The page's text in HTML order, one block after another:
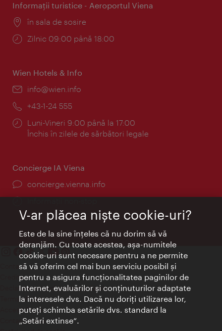
Informaţii turistice - Aeroportul Viena
Locul:
în sala de sosire
Program:
Zilnic 09:00 până 18:00
Wien Hotels & Info
E-
info@wien.info
Telefon:
+43-1-24 555
Program:
Luni-Vineri 9:00 până la 17:00
Închis în zilele de sărbători legale
Concierge IA Viena
concierge.vienna.info
Contact
Credits
Declaraţie privind protecţia datelor
Terms of Use
Accesibilitate
Contact presa
V-ar plăcea nişte cookie-uri?
Este de la sine înţeles că nu dorim să vă
deranjăm. Cu toate acestea, aşa-numitele
cookie-uri sunt necesare pentru a ne permite
să vă oferim cel mai bun serviciu posibil şi
pentru a asigura funcţionalitatea paginilor de
Internet, evaluărilor şi conţinuturilor adaptate
la interesele dvs. Dacă nu doriţi utilizarea lor,
puteţi schimba setările dvs. standard la
„Setări extinse“.